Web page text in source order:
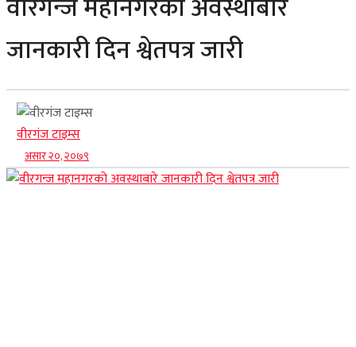
View All Result
वीरगन्ज महानगरको अवस्थाबारे
जानकारी दिन श्वेतपत्र जारी
वीरगंज टाइम्स
असार २०, २०७९